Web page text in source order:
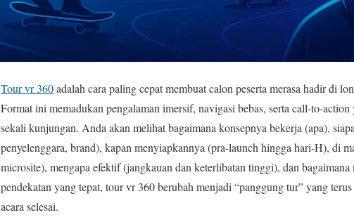
Tour vr 360adalah cara paling cepat membuat calon peserta merasa hadir di
Format ini memadukan pengalaman imersif, navigasi bebas, serta call-to-
sekali kunjungan. Anda akan melihat bagaimana konsepnya bekerja (apa),
penyelenggara, brand), kapan menyiapkannya (pra-launch hingga hari-H), di
microsite), mengapa efektif (jangkauan dan keterlibatan tinggi), dan
pendekatan yang tepat, tour vr 360 berubah menjadi “panggung tur” yang
acara selesai.